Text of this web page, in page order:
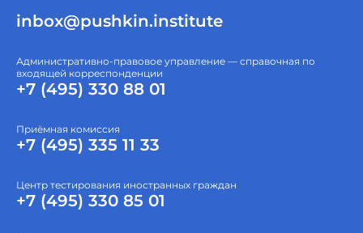
inbox@pushkin.institute
Административно-правовое управление — справочная по
входящей корреспонденции
+7 (495) 330 88 01
Приёмная комиссия
+7 (495) 335 11 33
Центр тестирования иностранных граждан
+7 (495) 330 85 01